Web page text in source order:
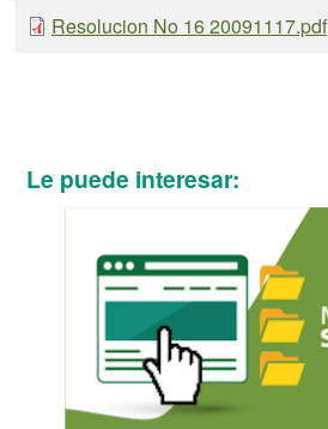
Resolucion No 16 20091117.pdf
Le puede interesar: